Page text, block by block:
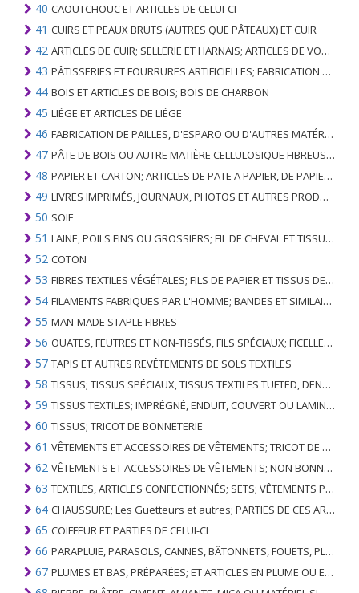
40 CAOUTCHOUC ET ARTICLES DE CELUI-CI
41 CUIRS ET PEAUX BRUTS (AUTRES QUE PÂTEAUX) ET CUIR
42 ARTICLES DE CUIR; SELLERIE ET ​​HARNAIS; ARTICLES DE VOYAGE, SACS À MAIN ET RÉCIPIENTS ANALOGUES; ARTICLES DE GUT ANIMAL (AUTRE QUE GUT DE SOIE-VERT)
43 PÂTISSERIES ET FOURRURES ARTIFICIELLES; FABRICATION DE CELLES-CI
44 BOIS ET ARTICLES DE BOIS; BOIS DE CHARBON
45 LIÈGE ET ARTICLES DE LIÈGE
46 FABRICATION DE PAILLES, D'ESPARO OU D'AUTRES MATÉRIAUX DE COULÉE; BASKETWARE ET WICKERWORK
47 PÂTE DE BOIS OU AUTRE MATIÈRE CELLULOSIQUE FIBREUSE; PAPIER OU CARTON RÉCUPÉRÉ (DÉCHETS ET DÉCHETS)
48 PAPIER ET CARTON; ARTICLES DE PATE A PAPIER, DE PAPIER OU DE CARTON
49 LIVRES IMPRIMÉS, JOURNAUX, PHOTOS ET AUTRES PRODUITS DE L'INDUSTRIE DE L'IMPRIMERIE; MANUSCRITS, TYPESCRIPTS ET PLANS
50 SOIE
51 LAINE, POILS FINS OU GROSSIERS; FIL DE CHEVAL ET TISSU TISSÉ
52 COTON
53 FIBRES TEXTILES VÉGÉTALES; FILS DE PAPIER ET TISSUS DE FILS DE PAPIER
54 FILAMENTS FABRIQUES PAR L'HOMME; BANDES ET SIMILAIRES DE MATIERES TEXTILES SYNTHETIQUES
55 MAN-MADE STAPLE FIBRES
56 OUATES, FEUTRES ET NON-TISSÉS, FILS SPÉCIAUX; FICELLES, CORDES, CORDES, CÂBLES ET ARTICLES ASSOCIÉS
57 TAPIS ET AUTRES REVÊTEMENTS DE SOLS TEXTILES
58 TISSUS; TISSUS SPÉCIAUX, TISSUS TEXTILES TUFTED, DENTELLE, TAPISSERIES, GARNITURES, BRODERIES
59 TISSUS TEXTILES; IMPRÉGNÉ, ENDUIT, COUVERT OU LAMINÉ; ARTICLES TEXTILES D'UN TYPE ADAPTÉ À L'USAGE INDUSTRIEL
60 TISSUS; TRICOT DE BONNETERIE
61 VÊTEMENTS ET ACCESSOIRES DE VÊTEMENTS; TRICOT DE BONNETERIE
62 VÊTEMENTS ET ACCESSOIRES DE VÊTEMENTS; NON BONNETERIE
63 TEXTILES, ARTICLES CONFECTIONNÉS; SETS; VÊTEMENTS PORTÉS ET ARTICLES TEXTILES USÉS; RAGS
64 CHAUSSURE; Les Guetteurs et autres; PARTIES DE CES ARTICLES
65 COIFFEUR ET PARTIES DE CELUI-CI
66 PARAPLUIE, PARASOLS, CANNES, BÂTONNETS, FOUETS, PLANTES DE CONDUITE; ET LEURS PARTIES
67 PLUMES ET BAS, PRÉPARÉES; ET ARTICLES EN PLUME OU EN BAS; FLEURS ARTIFICIELLES; ARTICLES DE CHEVEUX HUMAINS